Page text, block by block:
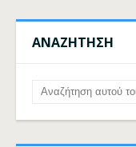
ΑΝΑΖΗΤΗΣΗ